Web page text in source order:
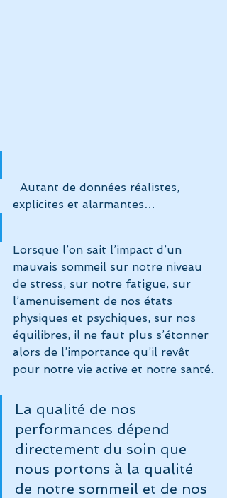
explicites et alarmantes…
Lorsque l’on sait l’impact d’un
mauvais sommeil sur notre niveau
de stress, sur notre fatigue, sur
l’amenuisement de nos états
physiques et psychiques, sur nos
équilibres, il ne faut plus s’étonner
alors de l’importance qu’il revêt
pour notre vie active et notre santé.
La qualité de nos
performances dépend
directement du soin que
nous portons à la qualité
de notre sommeil et de nos